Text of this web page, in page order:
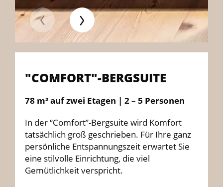
"COMFORT"-BERGSUITE
78 m² auf zwei Etagen | 2 – 5 Personen
In der “Comfort”-Bergsuite wird Komfort
tatsächlich groß geschrieben. Für Ihre ganz
persönliche Entspannungszeit erwartet Sie
eine stilvolle Einrichtung, die viel
Gemütlichkeit verspricht.